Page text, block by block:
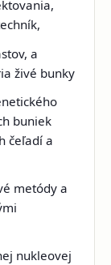
a
živé bunky
buniek
čeľadí a
metódy a
nukleovej